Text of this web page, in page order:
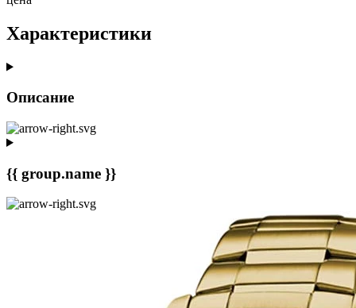
Характеристики
Описание
{{ group.name }}